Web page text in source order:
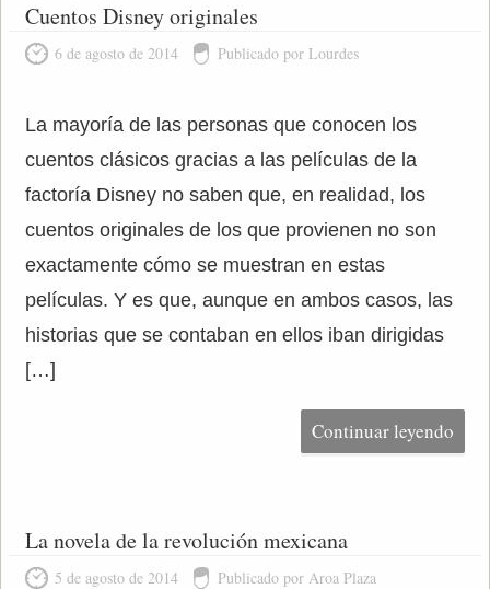
Cuentos Disney originales
6 de agosto de 2014 Publicado por Lourdes
La mayoría de las personas que conocen los
cuentos clásicos gracias a las películas de la
factoría Disney no saben que, en realidad, los
cuentos originales de los que provienen no son
exactamente cómo se muestran en estas
películas. Y es que, aunque en ambos casos, las
historias que se contaban en ellos iban dirigidas
[…]
Continuar leyendo
La novela de la revolución mexicana
5 de agosto de 2014 Publicado por Aroa Plaza